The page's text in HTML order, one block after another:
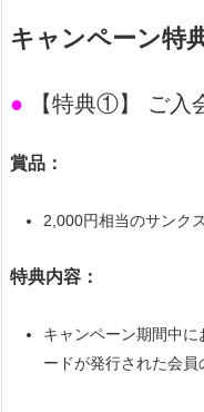
キャンペーン特
● 【特典①】 ご入
賞品：
2,000円相当のサンク
特典内容：
キャンペーン期間中
ードが発行された会